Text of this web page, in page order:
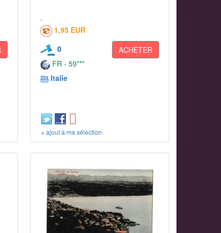
1,95 EUR
0
ACHETER
FR - 59***
Italie
+ ajout à ma sélection